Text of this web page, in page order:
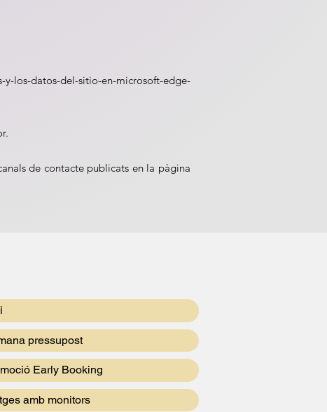
los-datos-del-sitio-en-microsoft-edge-
de contacte publicats en la pàgina
pressupost
Early Booking
amb monitors